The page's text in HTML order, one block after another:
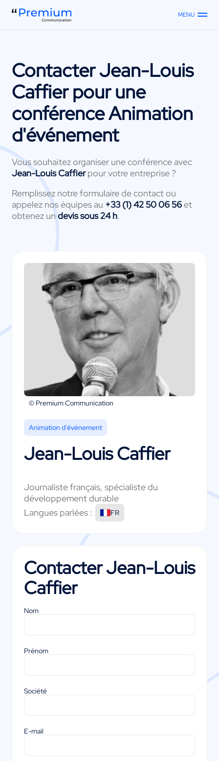
MENU
ContacterJean-Louis
Caffierpour une
conférence Animation
d'événement
Vous souhaitez organiser une conférence avec
Jean-Louis Caffierpour votre entreprise ?
Remplissez notre formulaire de contact ou
appelez nos équipes au +33 (1) 42 50 06 56et
obtenez undevis sous 24 h.
© Premium Communication
Animation d'événement
Jean-Louis Caffier
Journaliste français, spécialiste du
développement durable
Langues parlées :
FR
ContacterJean-Louis
Caffier
Nom
Prénom
Société
E-mail